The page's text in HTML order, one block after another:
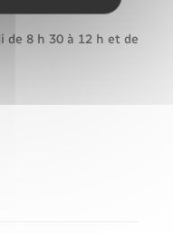
de 8 h 30 à 12 h et de